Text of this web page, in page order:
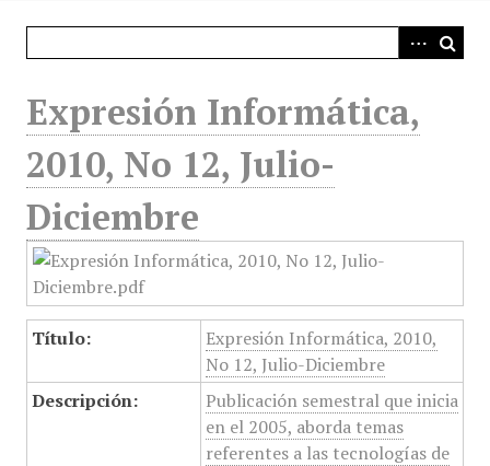
Expresión Informática,
2010, No 12, Julio-
Diciembre
Título:
Expresión Informática, 2010,
No 12, Julio-Diciembre
Descripción:
Publicación semestral que inicia
en el 2005, aborda temas
referentes a las tecnologías de